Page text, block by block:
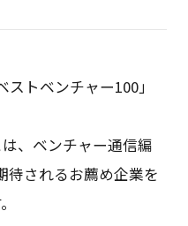
トベンチャー100」
、ベンチャー通信編
待されるお薦め企業を